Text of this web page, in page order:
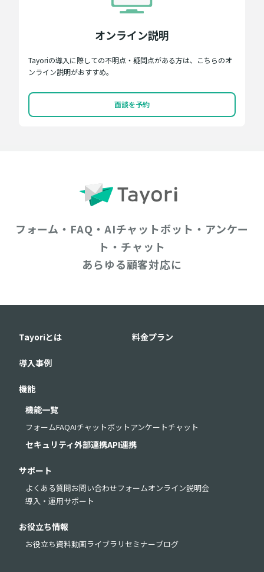
オンライン説明
Tayoriの導入に際しての不明点・疑問点がある方は、こちらのオ
ンライン説明がおすすめ。
面談を予約
フォーム・FAQ・AIチャットボット・アンケー
ト・チャット
あらゆる顧客対応に
Tayoriとは 料金プラン
導入事例
機能
機能一覧
フォームFAQAIチャットボットアンケートチャット
セキュリティ外部連携API連携
サポート
よくある質問お問い合わせフォームオンライン説明会
導入・運用サポート
お役立ち情報
お役立ち資料動画ライブラリ セミナーブログ